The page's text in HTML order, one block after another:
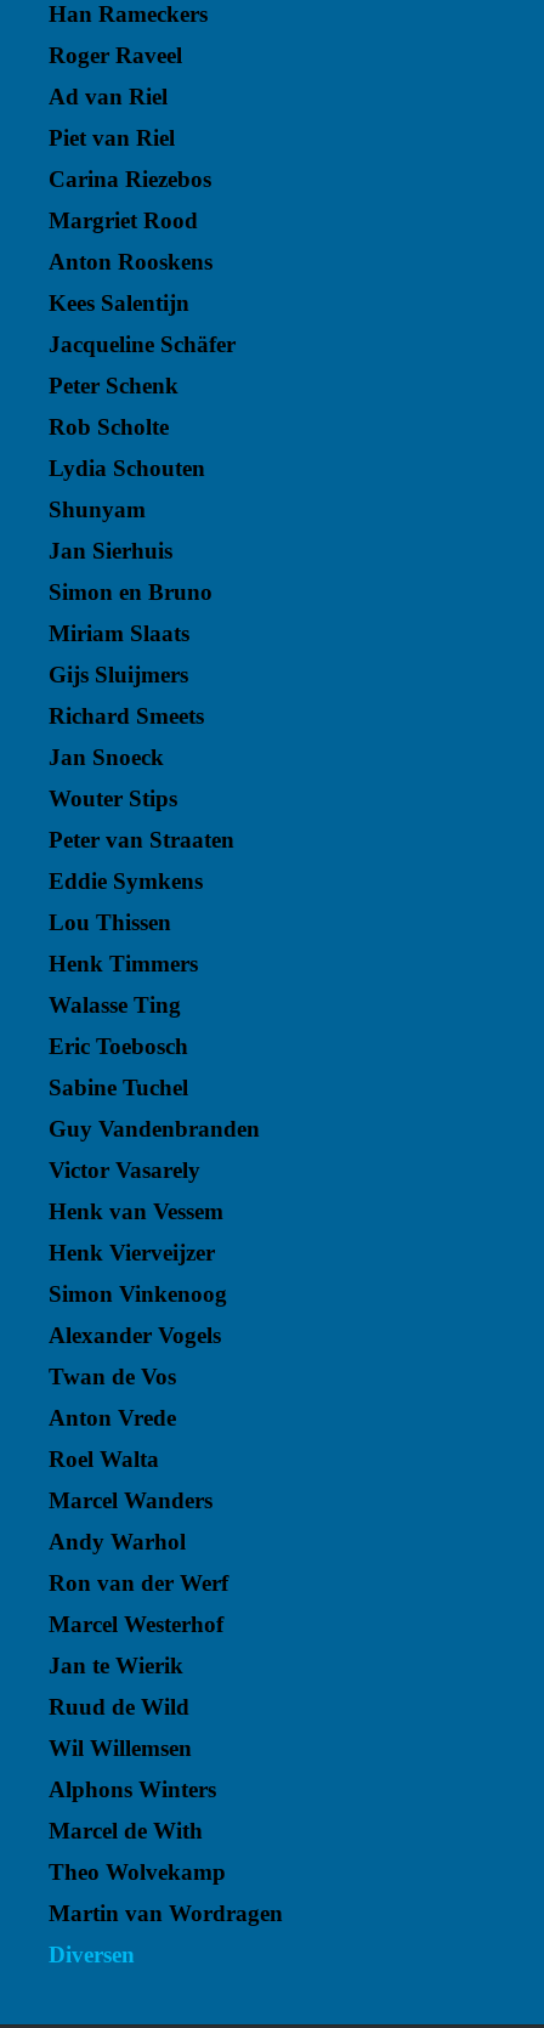
Han Rameckers
Roger Raveel
Ad van Riel
Piet van Riel
Carina Riezebos
Margriet Rood
Anton Rooskens
Kees Salentijn
Jacqueline Schäfer
Peter Schenk
Rob Scholte
Lydia Schouten
Shunyam
Jan Sierhuis
Simon en Bruno
Miriam Slaats
Gijs Sluijmers
Richard Smeets
Jan Snoeck
Wouter Stips
Peter van Straaten
Eddie Symkens
Lou Thissen
Henk Timmers
Walasse Ting
Eric Toebosch
Sabine Tuchel
Guy Vandenbranden
Victor Vasarely
Henk van Vessem
Henk Vierveijzer
Simon Vinkenoog
Alexander Vogels
Twan de Vos
Anton Vrede
Roel Walta
Marcel Wanders
Andy Warhol
Ron van der Werf
Marcel Westerhof
Jan te Wierik
Ruud de Wild
Wil Willemsen
Alphons Winters
Marcel de With
Theo Wolvekamp
Martin van Wordragen
Diversen